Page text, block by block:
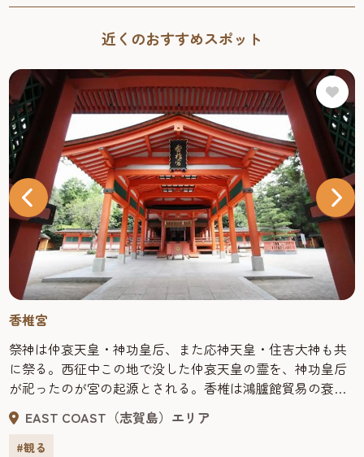
近くのおすすめスポット
香椎宮
祭神は仲哀天皇・神功皇后、また応神天皇・住吉大神も共
に祭る。西征中この地で没した仲哀天皇の霊を、神功皇后
が祀ったのが宮の起源とされる。香椎は鴻臚館貿易の衰退
した12世紀から博多津に代わって栄えた貿易港で、元寇の
際は豊後･大友氏が香椎、多々良地区を警固してから、大友
氏の支配を受けるようになった。香椎造りで著名な本殿
EAST COAST（志賀島）エリア
#観る